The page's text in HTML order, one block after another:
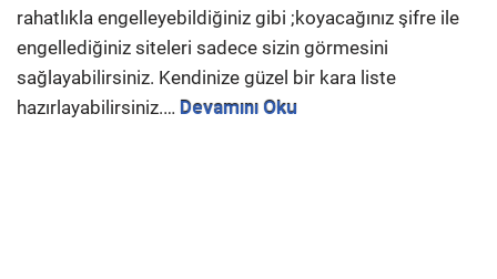
rahatlıkla engelleyebildiğiniz gibi ;koyacağınız şifre ile
engellediğiniz siteleri sadece sizin görmesini
sağlayabilirsiniz. Kendinize güzel bir kara liste
hazırlayabilirsiniz.… Devamını Oku